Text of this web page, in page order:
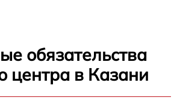
обязательства
центра в Казани